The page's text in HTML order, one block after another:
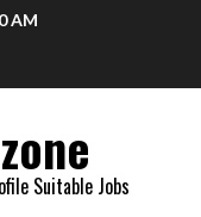
AM
Suitable Jobs